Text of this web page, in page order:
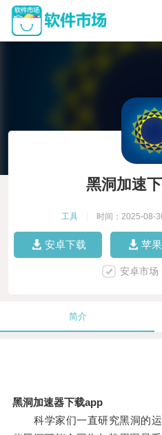
黑洞加速
工具 时间：2025-08-
安卓下载 苹
安卓市场
简介
黑洞加速器下载app
科学家们一直研究黑洞的运